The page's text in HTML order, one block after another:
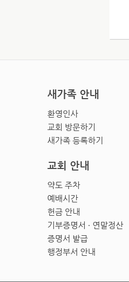
새가족 안내
환영인사
교회 방문하기
새가족 등록하기
교회 안내
약도 주차
예배시간
헌금 안내
기부증명서 · 연말정산
증명서 발급
행정부서 안내